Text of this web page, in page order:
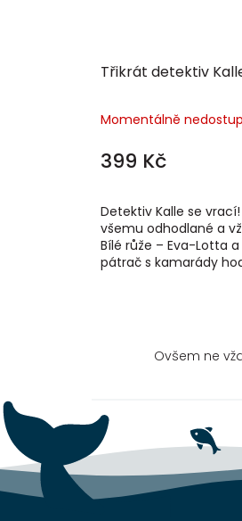
Třikrát detektiv
Momentálně
399 Kč
Detektiv Kalle se
všemu odhodlané a
Bílé růže – Eva-Lotta a
pátrač s kamarády
Ovšem ne